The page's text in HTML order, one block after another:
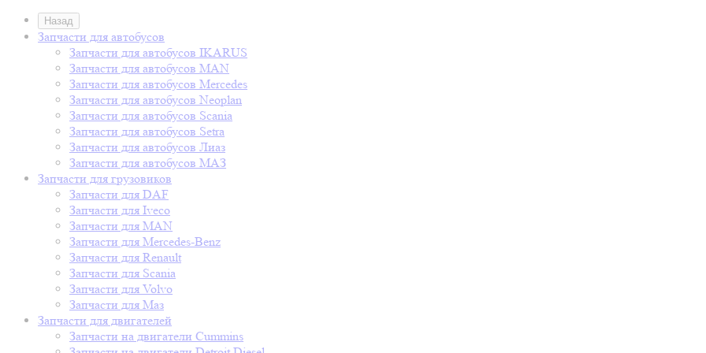
Назад
Запчасти для автобусов
Запчасти для автобусов IKARUS
Запчасти для автобусов MAN
Запчасти для автобусов Mercedes
Запчасти для автобусов Neoplan
Запчасти для автобусов Scania
Запчасти для автобусов Setra
Запчасти для автобусов Лиаз
Запчасти для автобусов МАЗ
Запчасти для грузовиков
Запчасти для DAF
Запчасти для Iveco
Запчасти для MAN
Запчасти для Mercedes-Benz
Запчасти для Renault
Запчасти для Scania
Запчасти для Volvo
Запчасти для Маз
Запчасти для двигателей
Запчасти на двигатели Cummins